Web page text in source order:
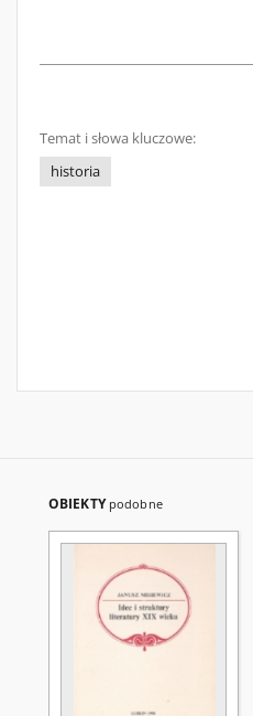
Temat i słowa kluczowe:
historia
OBIEKTY podobne